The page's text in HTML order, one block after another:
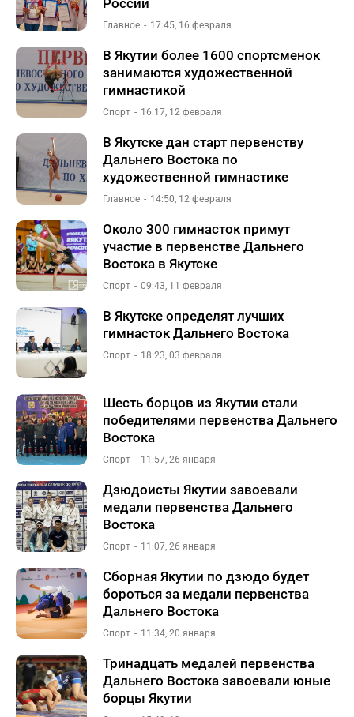
России
Главное 17:45, 16 февраля
В Якутии более 1600 спортсменок
занимаются художественной
гимнастикой
Спорт 16:17, 12 февраля
В Якутске дан старт первенству
Дальнего Востока по
художественной гимнастике
Главное 14:50, 12 февраля
Около 300 гимнасток примут
участие в первенстве Дальнего
Востока в Якутске
Спорт 09:43, 11 февраля
В Якутске определят лучших
гимнасток Дальнего Востока
Спорт 18:23, 03 февраля
Шесть борцов из Якутии стали
победителями первенства Дальнего
Востока
Спорт 11:57, 26 января
Дзюдоисты Якутии завоевали
медали первенства Дальнего
Востока
Спорт 11:07, 26 января
Сборная Якутии по дзюдо будет
бороться за медали первенства
Дальнего Востока
Спорт 11:34, 20 января
Тринадцать медалей первенства
Дальнего Востока завоевали юные
борцы Якутии